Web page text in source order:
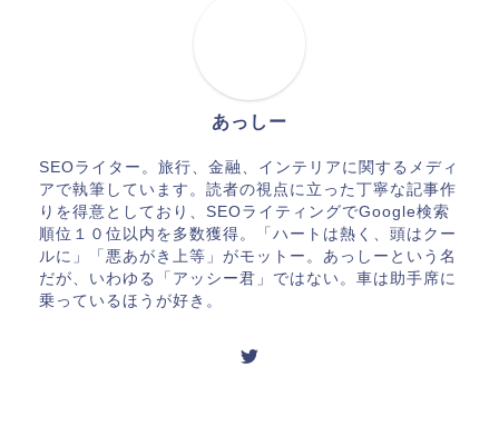
あっしー
SEOライター。旅行、金融、インテリアに関するメディ
アで執筆しています。読者の視点に立った丁寧な記事作
りを得意としており、SEOライティングでGoogle検索
順位１０位以内を多数獲得。「ハートは熱く、頭はクー
ルに」「悪あがき上等」がモットー。あっしーという名
だが、いわゆる「アッシー君」ではない。車は助手席に
乗っているほうが好き。